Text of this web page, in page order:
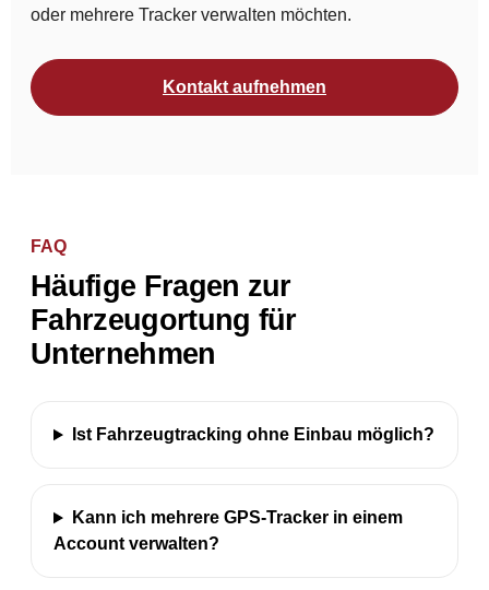
oder mehrere Tracker verwalten möchten.
Kontakt aufnehmen
FAQ
Häufige Fragen zur
Fahrzeugortung für
Unternehmen
Ist Fahrzeugtracking ohne Einbau möglich?
Kann ich mehrere GPS-Tracker in einem
Account verwalten?